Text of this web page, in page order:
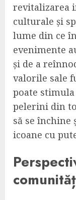
revitalizarea
culturale și
lume din ce
evenimente
și de a
valorile sale
poate
pelerini din
să se închine
icoane cu